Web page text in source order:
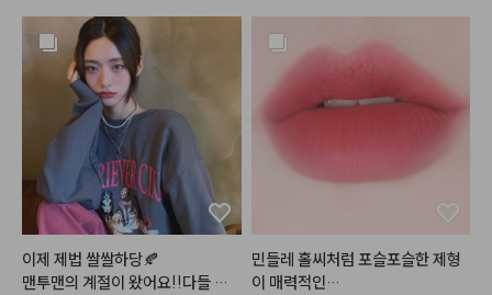
이제 제법 쌀쌀하당🍂
맨투맨의 계절이 왔어요!!다들 감
민들레 홀씨처럼 포슬포슬한 제형